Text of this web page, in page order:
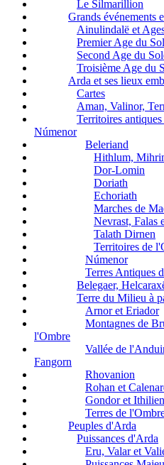
Le Silmarillion
Grands événements
Ainulindalë et
Premier Age du
Second Age du
Troisième Age du
Arda et ses lieux
Cartes
Aman, Valinor,
Territoires
Númenor
Beleriand
Hithlum,
Dor-Lomin
Doriath
Echoriath
Marches de
Nevrast, Falas
Talath Dirnen
Territoires de
Númenor
Terres Antiques
Belegaer,
Terre du Milieu à
Arnor et Eriador
Montagnes de
l'Ombre
Vallée de
Fangorn
Rhovanion
Rohan et
Gondor et Ithilien
Terres de
Peuples d'Arda
Puissances d'Arda
Eru, Valar et